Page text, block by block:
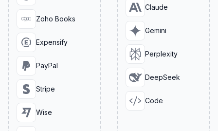
Zoho Books
Expensify
PayPal
Stripe
Wise
Claude
Gemini
Perplexity
DeepSeek
Code